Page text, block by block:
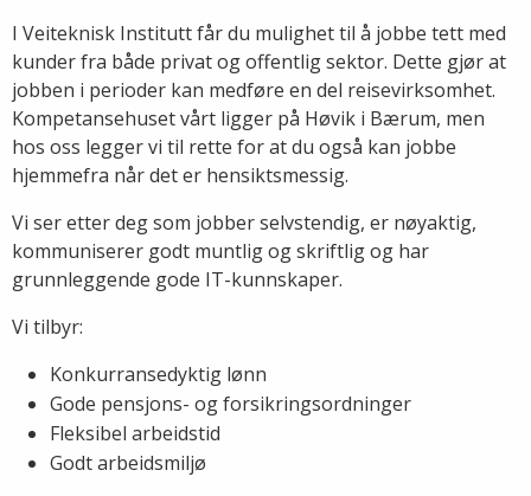
I Veiteknisk Institutt får du mulighet til å jobbe tett med
kunder fra både privat og offentlig sektor. Dette gjør at
jobben i perioder kan medføre en del reisevirksomhet.
Kompetansehuset vårt ligger på Høvik i Bærum, men
hos oss legger vi til rette for at du også kan jobbe
hjemmefra når det er hensiktsmessig.
Vi ser etter deg som jobber selvstendig, er nøyaktig,
kommuniserer godt muntlig og skriftlig og har
grunnleggende gode IT-kunnskaper.
Vi tilbyr:
Konkurransedyktig lønn
Gode pensjons- og forsikringsordninger
Fleksibel arbeidstid
Godt arbeidsmiljø